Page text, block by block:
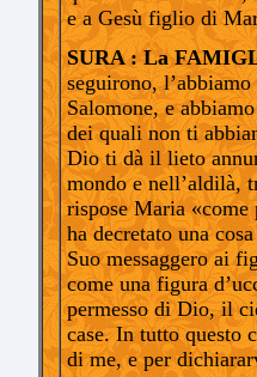
e a Gesù figlio di
SURA : La
seguirono,
Salomone, e
dei quali non ti
Dio ti dà il lieto
mondo e nell’aldilà,
rispose Maria «come
ha decretato una
Suo messaggero ai
come una figura
permesso di Dio, il
case. In tutto questo
di me, e per